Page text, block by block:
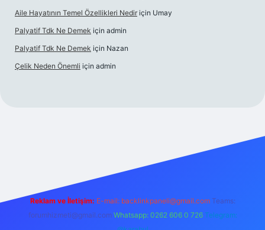
Aile Hayatının Temel Özellikleri Nedir için Umay
Palyatif Tdk Ne Demek için admin
Palyatif Tdk Ne Demek için Nazan
Çelik Neden Önemli için admin
Reklam ve İletişim: E-mail: backlinkpaneli@gmail.com Teams:
forumhizmeti@gmail.com Whatsapp: 0262 606 0 726 Telegram: